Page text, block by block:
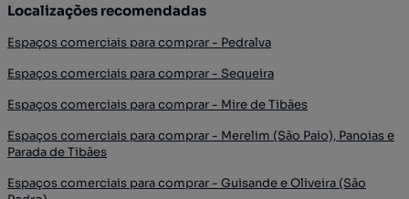
Localizações recomendadas
Espaços comerciais para comprar - Pedralva
Espaços comerciais para comprar - Sequeira
Espaços comerciais para comprar - Mire de Tibães
Espaços comerciais para comprar - Merelim (São Paio), Panoias e
Parada de Tibães
Espaços comerciais para comprar - Guisande e Oliveira (São